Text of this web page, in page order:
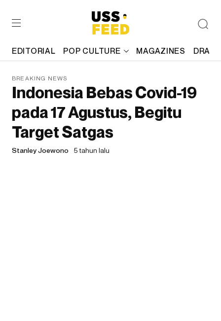
EDITORIAL POP CULTURE MAGAZINES
BREAKING NEWS
Indonesia Bebas Covid-19
pada 17 Agustus, Begitu
Target Satgas
Stanley Joewono 5 tahun lalu